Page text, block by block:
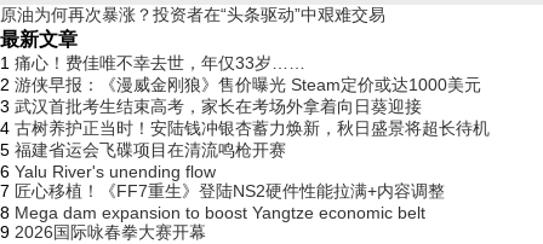
原油为何再次暴涨？投资者在“头条驱动”中艰难交易
最新文章
1 痛心！费佳唯不幸去世，年仅33岁……
2 游侠早报：《漫威金刚狼》售价曝光 Steam定价或达1000美元
3 武汉首批考生结束高考，家长在考场外拿着向日葵迎接
4 古树养护正当时！安陆钱冲银杏蓄力焕新，秋日盛景将超长待机
5 福建省运会飞碟项目在清流鸣枪开赛
6 Yalu River's unending flow
7 匠心移植！《FF7重生》登陆NS2硬件性能拉满+内容调整
8 Mega dam expansion to boost Yangtze economic belt
9 2026国际咏春拳大赛开幕